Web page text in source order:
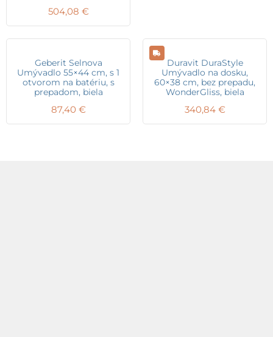
504,08 €
Geberit Selnova
Umývadlo 55×44 cm, s 1
otvorom na batériu, s
prepadom, biela
87,40 €
Duravit DuraStyle
Umývadlo na dosku,
60×38 cm, bez prepadu,
WonderGliss, biela
340,84 €